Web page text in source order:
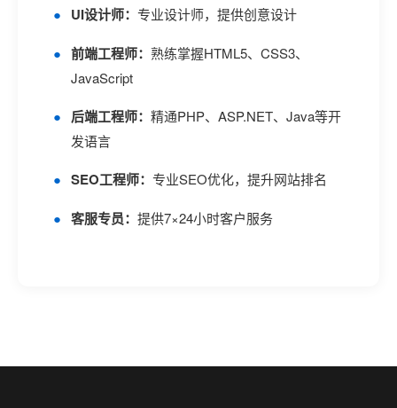
UI设计师： 专业设计师，提供创意设计
前端工程师： 熟练掌握HTML5、CSS3、
JavaScript
后端工程师： 精通PHP、ASP.NET、Java等开
发语言
SEO工程师： 专业SEO优化，提升网站排名
客服专员： 提供7×24小时客户服务